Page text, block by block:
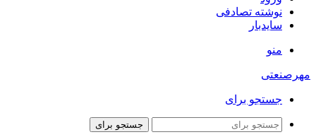
نوشته تصادفی
سایدبار
منو
مهرصنعتی
جستجو برای
جستجو برای